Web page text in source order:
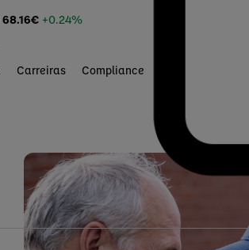
Carreiras Compliance
68.16€ +0.24%